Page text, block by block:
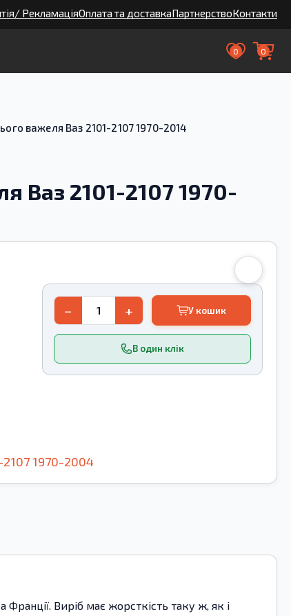
РекламаціяОплата та доставкаПартнерствоКонтакти
0 0
важеля Ваз 2101-2107 1970-2014
Ваз 2101-2107 1970-
В один клік
− + У кошик
21071970-2004
Виріб має жорсткість таку ж, як і